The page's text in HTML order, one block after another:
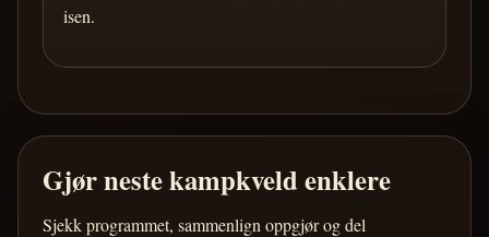
isen.
Gjør neste kampkveld enklere
Sjekk programmet, sammenlign oppgjør og del